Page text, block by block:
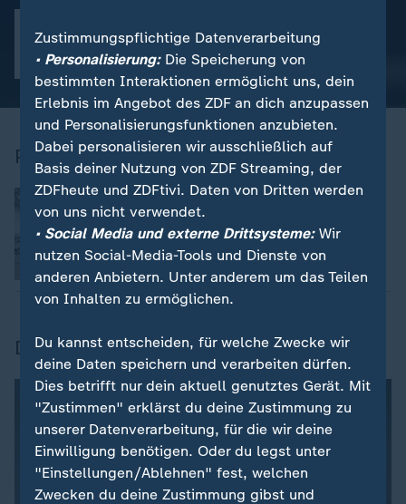
Skandale
Pentagon-Leaks
Nachrichten | Thema
: Krieg in der Ukraine
Der Fall Manning
Zustimmungspflichtige Datenverarbeitung
• Personalisierung:Die Speicherung von
bestimmten Interaktionen ermöglicht uns, dein
Erlebnis im Angebot des ZDF an dich anzupassen
und Personalisierungsfunktionen anzubieten.
Dabei personalisieren wir ausschließlich auf
Basis deiner Nutzung von ZDF Streaming, der
ZDFheute und ZDFtivi. Daten von Dritten werden
von uns nicht verwendet.
• Social Media und externe Drittsysteme:Wir
nutzen Social-Media-Tools und Dienste von
anderen Anbietern. Unter anderem um das Teilen
von Inhalten zu ermöglichen.
Du kannst entscheiden, für welche Zwecke wir
deine Daten speichern und verarbeiten dürfen.
Dies betrifft nur dein aktuell genutztes Gerät. Mit
"Zustimmen" erklärst du deine Zustimmung zu
unserer Datenverarbeitung, für die wir deine
Einwilligung benötigen. Oder du legst unter
"Einstellungen/Ablehnen" fest, welchen
Zwecken du deine Zustimmung gibst und